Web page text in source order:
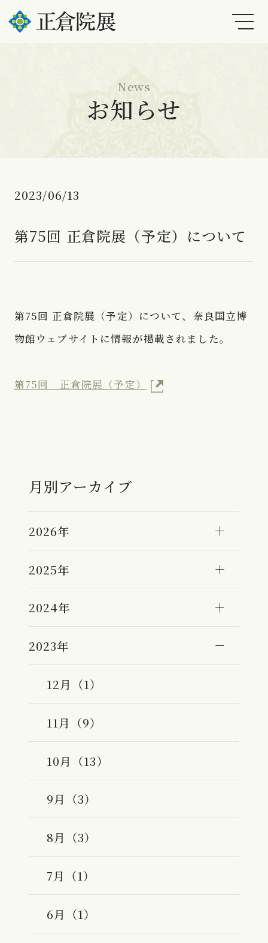
News
お知らせ
2023/06/13
第75回 正倉院展（予定）について
第75回 正倉院展（予定）について、奈良国立博
物館ウェブサイトに情報が掲載されました。
第75回 正倉院展（予定）
月別アーカイブ
2026年
2025年
2024年
2023年
12月（1）
11月（9）
10月（13）
9月（3）
8月（3）
7月（1）
6月（1）